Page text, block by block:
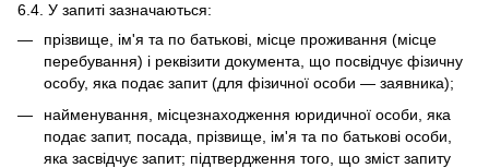
6.4. У запиті зазначаються:
прізвище, ім'я та по батькові, місце проживання (місце
перебування) і реквізити документа, що посвідчує фізичну
особу, яка подає запит (для фізичної особи — заявника);
найменування, місцезнаходження юридичної особи, яка
подає запит, посада, прізвище, ім'я та по батькові особи,
яка засвідчує запит; підтвердження того, що зміст запиту